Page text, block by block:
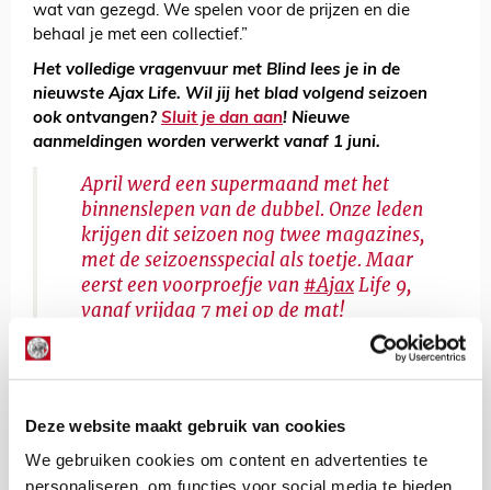
Deze website maakt gebruik van cookies
We gebruiken cookies om content en advertenties te
personaliseren, om functies voor social media te bieden
wat van gezegd. We spelen voor de prijzen en die
behaal je met een collectief.”
Het volledige vragenvuur met Blind lees je in de
nieuwste Ajax Life. Wil jij het blad volgend seizoen
ook ontvangen? Sluit je dan aan! Nieuwe
aanmeldingen worden verwerkt vanaf 1 juni.
April werd een supermaand met het
binnenslepen van de dubbel. Onze leden
krijgen dit seizoen nog twee magazines,
met de seizoensspecial als toetje. Maar
eerst een voorproefje van #AjaxLife 9,
vanaf vrijdag 7 mei op de mat!
Sander Zeldenrijk
Bekijk alle berichten van Sander
Zeldenrijk